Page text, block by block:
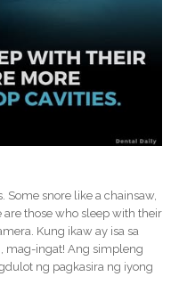
Some snore like a chainsaw,
those who sleep with their
Kung ikaw ay isa sa
mag-ingat! Ang simpleng
ng pagkasira ng iyong